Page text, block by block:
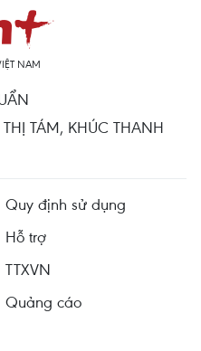
NAM
TÁM, KHÚC THANH
Quy định sử dụng
Hỗ trợ
TTXVN
Quảng cáo